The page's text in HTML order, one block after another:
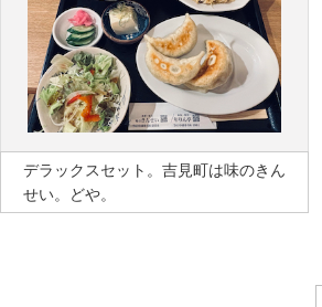
デラックスセット。吉見町は味のきん
せい。どや。